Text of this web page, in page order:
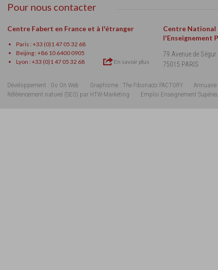
Pour nous contacter
Centre Fabert en France et à l'étranger
Paris : +33 (0)1 47 05 32 68
Beijing : +86 10 6400 0905
Lyon : +33 (0)1 47 05 32 68
En savoir plus
Centre National
l'Enseignement
79 Avenue de Ségur
75015 PARIS
Développement : Go On Web Graphisme : The Fibonacci FACTORY
Annuaire
Référencement naturel (SEO) par HTW-Marketing
Emploi Enseignement